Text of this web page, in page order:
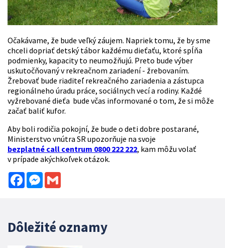
Očakávame, že bude veľký záujem. Napriek tomu, že by sme
chceli dopriať detský tábor každému dieťaťu, ktoré spĺňa
podmienky, kapacity to neumožňujú. Preto bude výber
uskutočňovaný v rekreačnom zariadení - žrebovaním.
Žrebovať bude riaditeľ rekreačného zariadenia a zástupca
regionálneho úradu práce, sociálnych vecí a rodiny. Každé
vyžrebované dieťa bude včas informované o tom, že si môže
začať baliť kufor.
Aby boli rodičia pokojní, že bude o deti dobre postarané,
Ministerstvo vnútra SR upozorňuje na svoje
bezplatné call centrum 0800 222 222, kam môžu volať
v prípade akýchkoľvek otázok.
FacebookMessenger
Dôležité oznamy